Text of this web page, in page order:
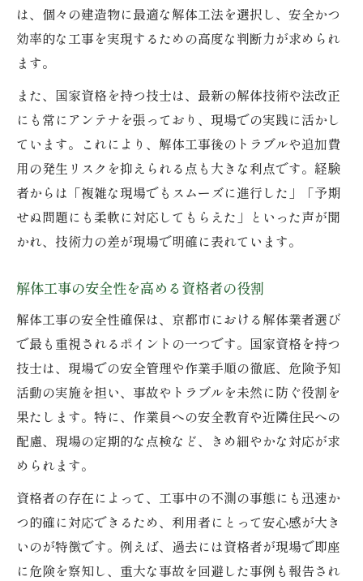
は、個々の建造物に最適な解体工法を選択し、安全かつ
効率的な工事を実現するための高度な判断力が求められ
ます。
また、国家資格を持つ技士は、最新の解体技術や法改正
にも常にアンテナを張っており、現場での実践に活かし
ています。これにより、解体工事後のトラブルや追加費
用の発生リスクを抑えられる点も大きな利点です。経験
者からは「複雑な現場でもスムーズに進行した」「予期
せぬ問題にも柔軟に対応してもらえた」といった声が聞
かれ、技術力の差が現場で明確に表れています。
解体工事の安全性を高める資格者の役割
解体工事の安全性確保は、京都市における解体業者選び
で最も重視されるポイントの一つです。国家資格を持つ
技士は、現場での安全管理や作業手順の徹底、危険予知
活動の実施を担い、事故やトラブルを未然に防ぐ役割を
果たします。特に、作業員への安全教育や近隣住民への
配慮、現場の定期的な点検など、きめ細やかな対応が求
められます。
資格者の存在によって、工事中の不測の事態にも迅速か
つ的確に対応できるため、利用者にとって安心感が大き
いのが特徴です。例えば、過去には資格者が現場で即座
に危険を察知し、重大な事故を回避した事例も報告され